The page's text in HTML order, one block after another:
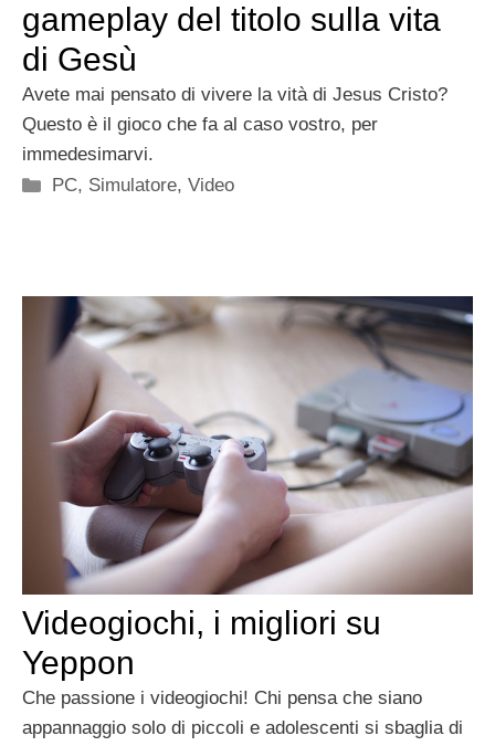
gameplay del titolo sulla vita
di Gesù
Avete mai pensato di vivere la vità di Jesus Cristo?
Questo è il gioco che fa al caso vostro, per
immedesimarvi.
Categorie
PC, Simulatore,Video
Videogiochi, i migliori su
Yeppon
Che passione i videogiochi! Chi pensa che siano
appannaggio solo di piccoli e adolescenti si sbaglia di